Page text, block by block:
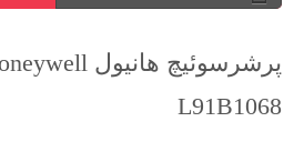
L91B1068